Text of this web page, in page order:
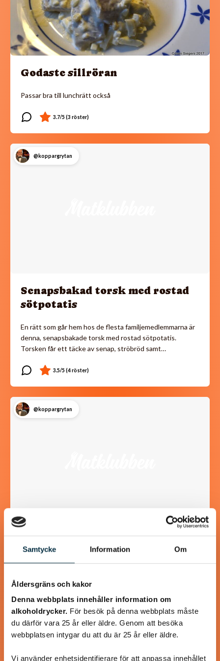
Samtycke Information Om
Åldersgräns och kakor
Denna webbplats innehåller information om
alkoholdrycker. För besök på denna webbplats måste
du därför vara 25 år eller äldre. Genom att besöka
webbplatsen intygar du att du är 25 år eller äldre.
Vi använder enhetsidentifierare för att anpassa innehållet
Godaste sillröran
Passar bra till lunchrätt också
@koppargrytan
Senapsbakad torsk med rostad
sötpotatis
En rätt som går hem hos de flesta familjemedlemmarna är
denna, senapsbakade torsk med rostad sötpotatis.
Torsken får ett täcke av senap, ströbröd samt…
@koppargrytan
Räksoppa med räkspett
En lyxig god räksoppa, lagad från grunden
@mumsan